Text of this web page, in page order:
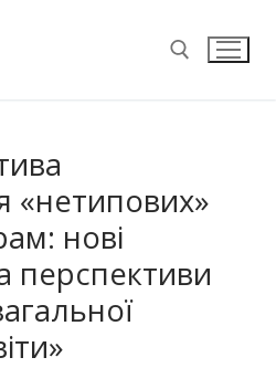
«нетипових»
нові
перспективи